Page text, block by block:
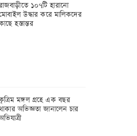
১০৭টি হারানো
উদ্ধার করে মালিকদের
হস্তান্তর
মঙ্গল গ্রহে এক বছর
অভিজ্ঞতা জানালেন চার